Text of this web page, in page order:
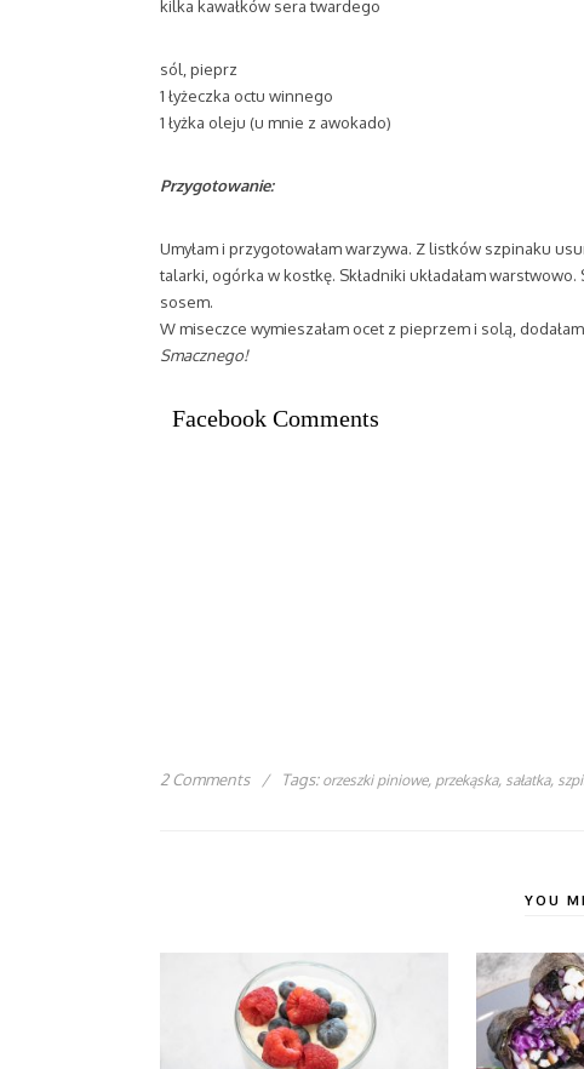
kilka kawałków sera twardego
sól, pieprz
1 łyżeczka octu winnego
1 łyżka oleju (u mnie z awokado)
Przygotowanie:
Umyłam i przygotowałam warzywa. Z listków szpinaku
talarki, ogórka w kostkę. Składniki układałam warstwowo.
sosem.
W miseczce wymieszałam ocet z pieprzem i solą,
Smacznego!
Facebook Comments
2 Comments / Tags: orzeszki piniowe, przekąska, sałatka,
YOU